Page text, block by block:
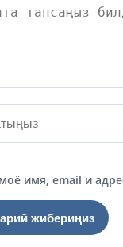
имя, email и